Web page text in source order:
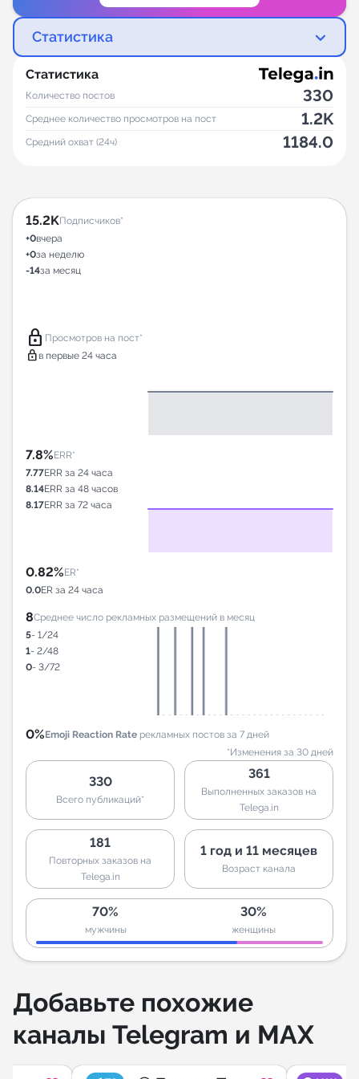
Статистика
Статистика
Количество постов 330
Среднее количество просмотров на пост 1.2K
Средний охват (24ч) 1184.0
15.2KПодписчиков*
+0вчера
+0за неделю
-14за месяц
lock Просмотров на пост*
lock в первые 24 часа
7.8%ERR*
7.77ERR за 24 часа
8.14ERR за 48 часов
8.17ERR за 72 часа
0.82%ER*
0.0ER за 24 часа
8Среднее число рекламных размещений в месяц
5- 1/24
1- 2/48
0- 3/72
0%Emoji Reaction Rate рекламных постов за 7 дней
*Изменения за 30 дней
330
Всего публикаций*
361
Выполненных заказов на
Telega.in
181
Повторных заказов на
Telega.in
1 год и 11 месяцев
Возраст канала
70%
мужчины
30%
женщины
Добавьте похожие
каналы Telegram и MAX